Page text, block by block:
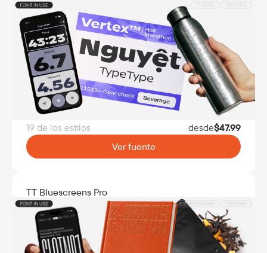
19 de los estilos desde$47.99
Ver fuente
TT Bluescreens Pro